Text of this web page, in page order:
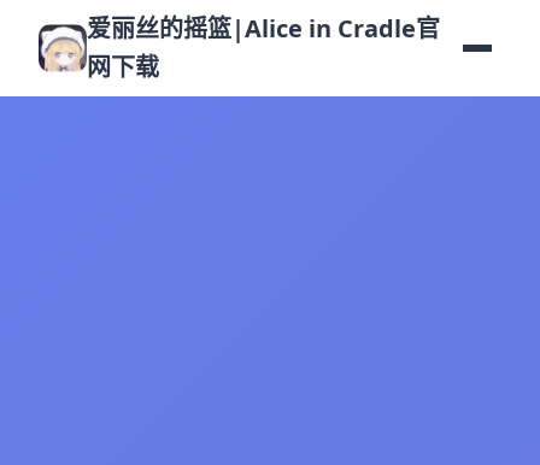
爱丽丝的摇篮|Alice in Cradle官
网下载